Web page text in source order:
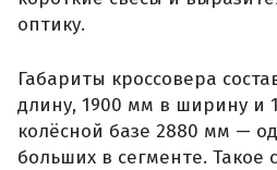
оптику.
Габариты кроссовера
длину, 1900 мм в ширину и
колёсной базе 2880 мм —
больших в сегменте. Такое